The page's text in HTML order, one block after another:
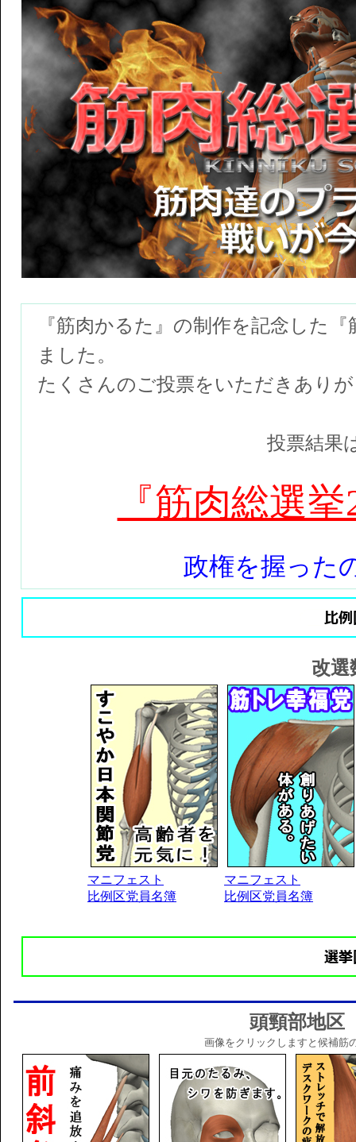
『筋肉かるた』の制作を記念した
ました。
たくさんのご投票をいただきあり
投票結果
『筋肉総選
政権を握った
改選
マニフェスト
比例区党員名簿
マニフェスト
比例区党員名簿
頭頸部地区
画像をクリックしますと候補筋